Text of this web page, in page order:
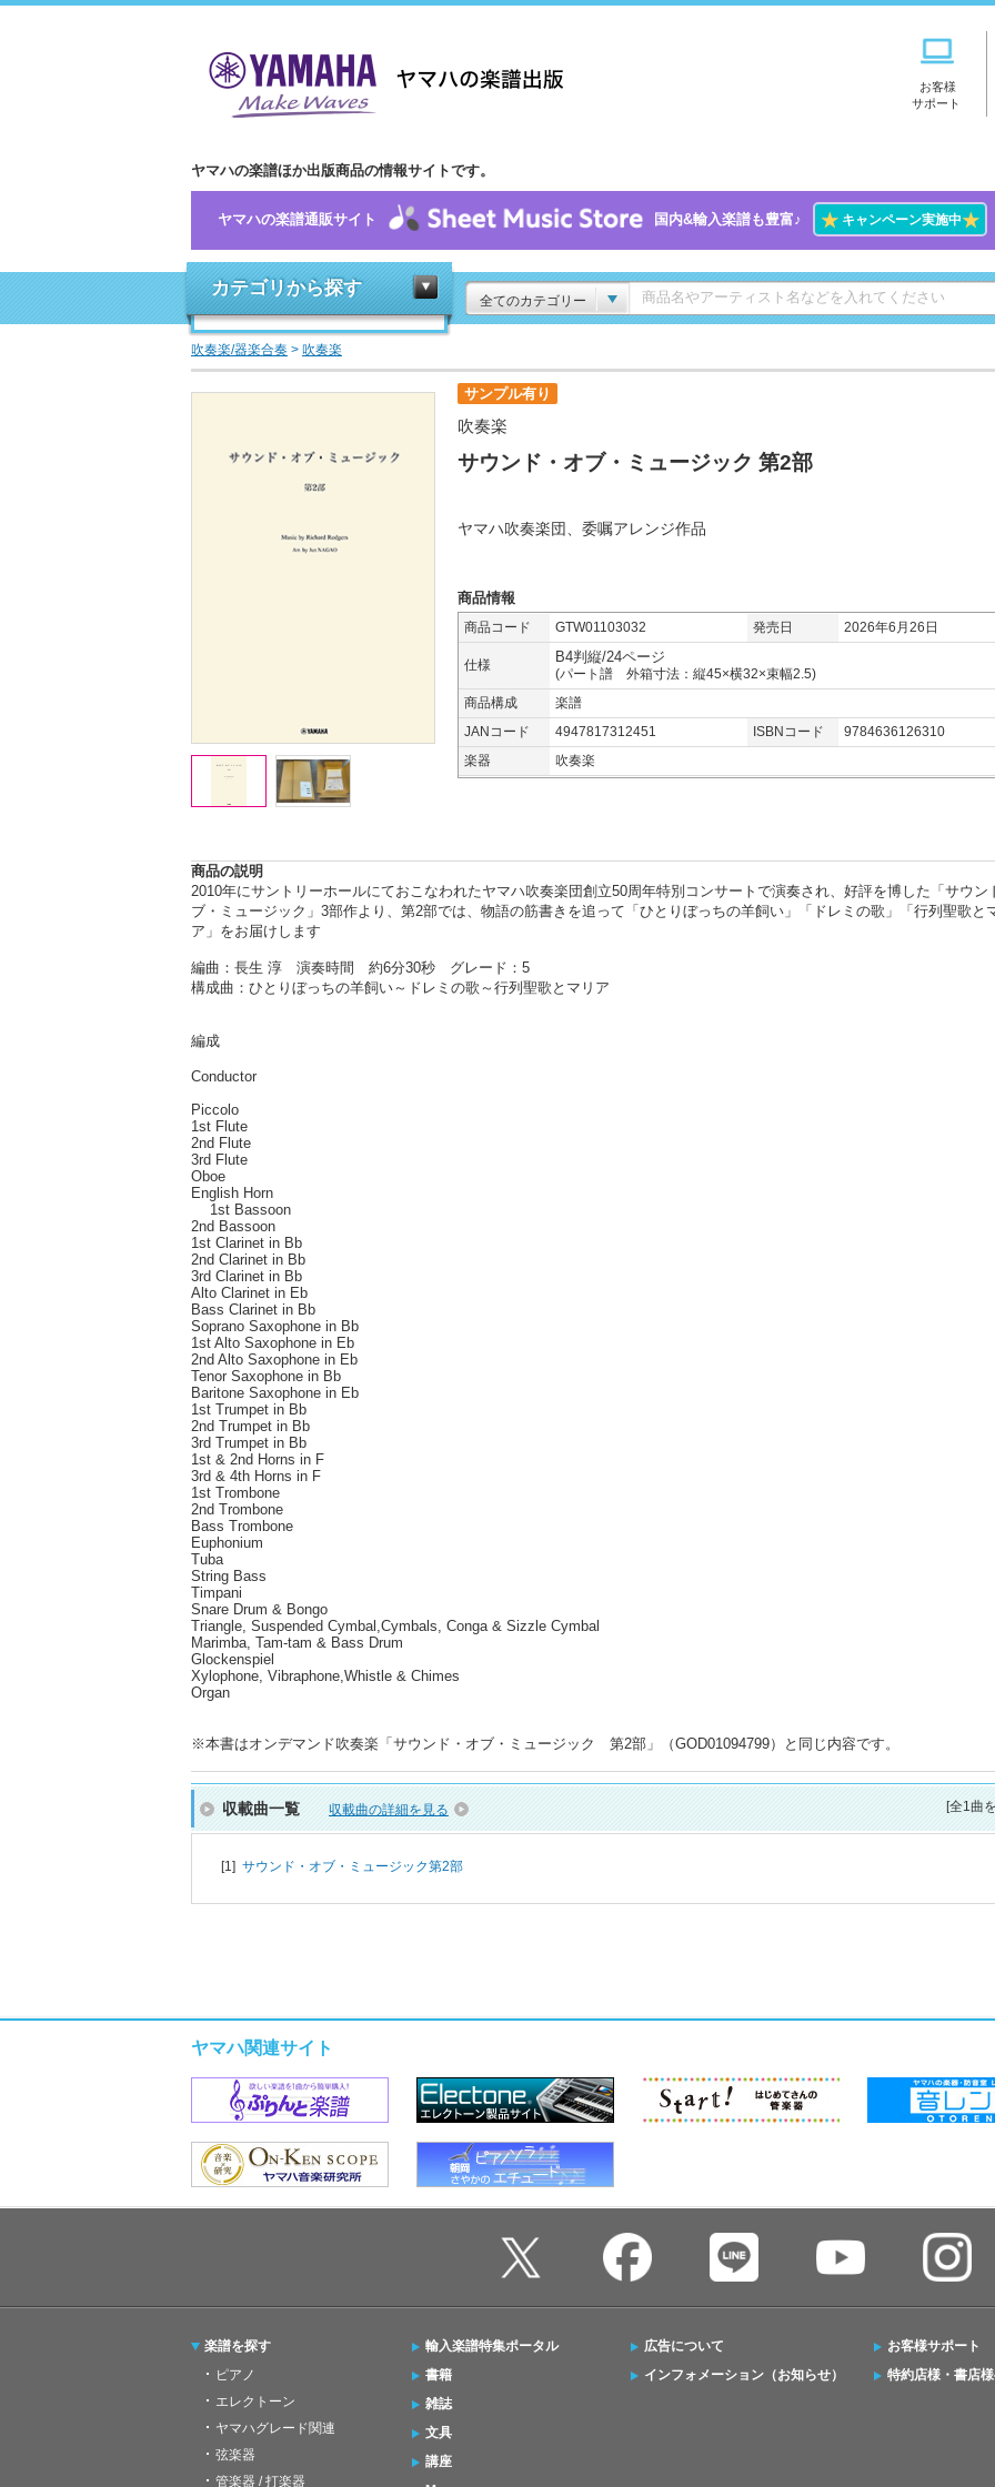
お客様
サポート
ヤマハの楽譜ほか出版商品の情報サイトです。
ヤマハの楽譜通販サイト 国内&輸入楽譜も豊富♪ ★キャンペーン実施中★
カテゴリから探す
全てのカテゴリー
吹奏楽/器楽合奏 > 吹奏楽
サンプル有り
吹奏楽
サウンド・オブ・ミュージック 第2部
ヤマハ吹奏楽団、委嘱アレンジ作品
商品情報
商品コード GTW01103032 発売日 2026年6月26日
仕様 B4判縦/24ページ
(パート譜 外箱寸法：縦45×横32×束幅2.5)
商品構成
楽譜
JANコード
4947817312451 ISBNコード
9784636126310
楽器
吹奏楽
商品の説明
2010年にサントリーホールにておこなわれたヤマハ吹奏楽団創立50周年特別コンサートで演奏され、好評を博した「サウン
ブ・ミュージック」3部作より、第2部では、物語の筋書きを追って「ひとりぼっちの羊飼い」「ドレミの歌」「行列聖歌と
ア」をお届けします
編曲：長生 淳 演奏時間 約6分30秒 グレード：5
構成曲：ひとりぼっちの羊飼い～ドレミの歌～行列聖歌とマリア
編成
Conductor
Piccolo
1st Flute
2nd Flute
3rd Flute
Oboe
English Horn
1st Bassoon
2nd Bassoon
1st Clarinet in Bb
2nd Clarinet in Bb
3rd Clarinet in Bb
Alto Clarinet in Eb
Bass Clarinet in Bb
Soprano Saxophone in Bb
1st Alto Saxophone in Eb
2nd Alto Saxophone in Eb
Tenor Saxophone in Bb
Baritone Saxophone in Eb
1st Trumpet in Bb
2nd Trumpet in Bb
3rd Trumpet in Bb
1st & 2nd Horns in F
3rd & 4th Horns in F
1st Trombone
2nd Trombone
Bass Trombone
Euphonium
Tuba
String Bass
Timpani
Snare Drum & Bongo
Triangle, Suspended Cymbal,Cymbals, Conga & Sizzle Cymbal
Marimba, Tam-tam & Bass Drum
Glockenspiel
Xylophone, Vibraphone,Whistle & Chimes
Organ
※本書はオンデマンド吹奏楽「サウンド・オブ・ミュージック 第2部」（GOD01094799）と同じ内容です。
収載曲一覧 収載曲の詳細を見る [全1曲
[1] サウンド・オブ・ミュージック第2部
ヤマハ関連サイト
楽譜を探す
ピアノ
エレクトーン
ヤマハグレード関連
弦楽器
管楽器 / 打楽器
輸入楽譜特集ポータル
書籍
雑誌
文具
講座
広告について
インフォメーション（お知らせ）
お客様サポート
特約店様・書店